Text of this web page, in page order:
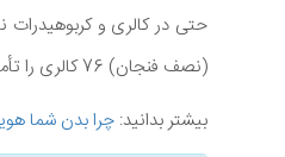
حتی در کالری و
(نصف فنجان) 76 کالری را تأمین می کند.
بیشتر بدانید:چرا بدن شما